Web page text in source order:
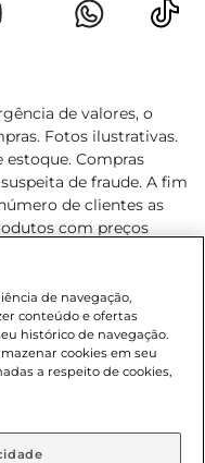
de valores, o
Fotos ilustrativas.
Compras
de fraude. A fim
de clientes as
com preços
são exclusivos para
de hoje, podendo
Proibida a venda
de 18 anos, conforme
da Criança e do
para o
compras on-line é de
de navegação,
conteúdo e ofertas
histórico de navegação.
cookies em seu
a respeito de cookies,